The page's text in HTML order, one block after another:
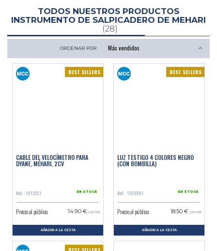
TODOS NUESTROS PRODUCTOS
INSTRUMENTO DE SALPICADERO DE MEHARI
(28)
ORDENAR POR
BEST SELLERS
CABLE DEL VELOCÍMETRO PARA
DYANE, MÉHARI, 2CV
Ref. : 1013511 EN STOCK
Precio al público 14.90 € con IVA
AÑADIR A LA CESTA
BEST SELLERS
LUZ TESTIGO 4 COLORES NEGRO
(CON BOMBILLA)
Ref. : 1105501 EN STOCK
Precio al público 18.50 € con IVA
AÑADIR A LA CESTA